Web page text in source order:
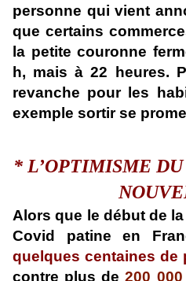
personne qui vient
que certains
la petite couronne
h, mais à 22 heures.
revanche pour les
exemple sortir se
* L’OPTIMISME
Alors que le début de
Covid patine en
quelques centaines de
contre plus de200